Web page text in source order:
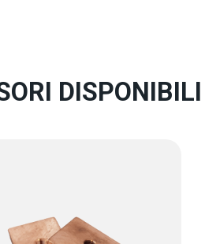
DISPONIBILI